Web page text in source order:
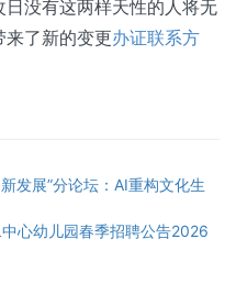
没有这两样天性的人将无
了新的变更办证联系方
发展”分论坛：AI重构文化生
心幼儿园春季招聘公告2026